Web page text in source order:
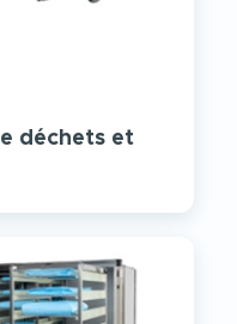
déchets et